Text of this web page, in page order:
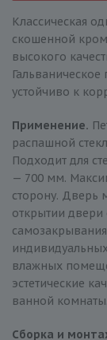
Классическая
скошенной
высокого
устойчиво к
Применение.
распашной
Подходит для
— 700 мм.
сторону. Дверь
открытии двери
влажных
эстетические
ванной комнаты.
Сборка и